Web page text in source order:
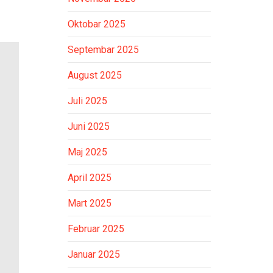
Oktobar 2025
Septembar 2025
August 2025
Juli 2025
Juni 2025
Maj 2025
April 2025
Mart 2025
Februar 2025
Januar 2025